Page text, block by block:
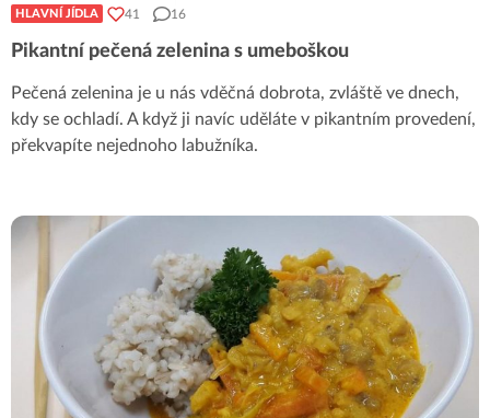
HLAVNÍ JÍDLA 41 16
Pikantní pečená zelenina s umeboškou
Pečená zelenina je u nás vděčná dobrota, zvláště ve dnech,
kdy se ochladí. A když ji navíc uděláte v pikantním provedení,
překvapíte nejednoho labužníka.